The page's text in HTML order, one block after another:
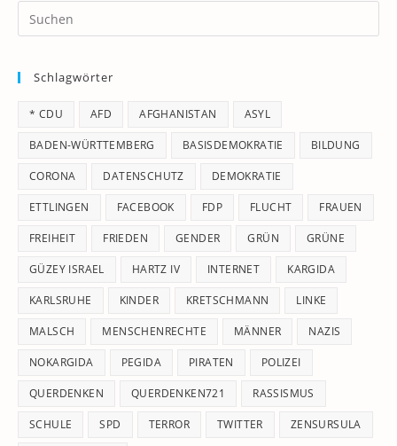
Schlagwörter
* CDU AFD AFGHANISTAN ASYL
BADEN-WÜRTTEMBERG BASISDEMOKRATIE BILDUNG
CORONA DATENSCHUTZ DEMOKRATIE
ETTLINGEN FACEBOOK FDP FLUCHT FRAUEN
FREIHEIT FRIEDEN GENDER GRÜN GRÜNE
GÜZEY ISRAEL HARTZ IV INTERNET KARGIDA
KARLSRUHE KINDER KRETSCHMANN LINKE
MALSCH MENSCHENRECHTE MÄNNER NAZIS
NOKARGIDA PEGIDA PIRATEN POLIZEI
QUERDENKEN QUERDENKEN721 RASSISMUS
SCHULE SPD TERROR TWITTER ZENSURSULA